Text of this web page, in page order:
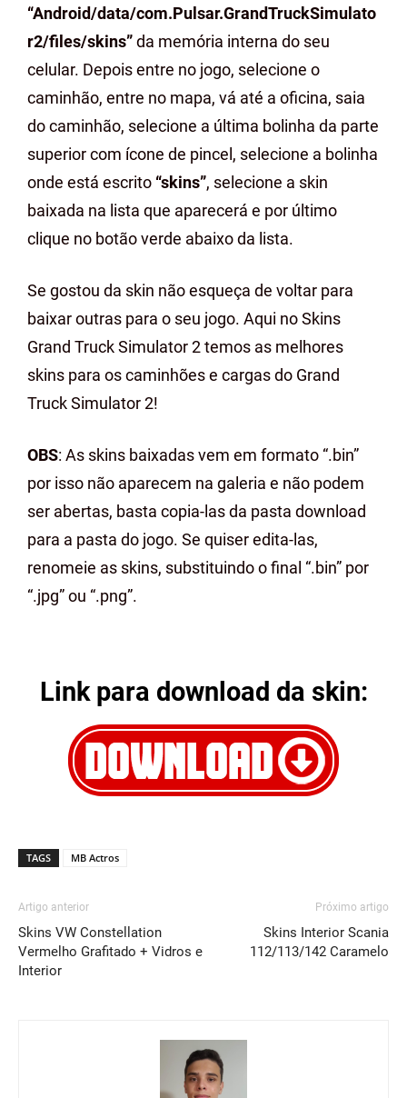
“Android/data/com.Pulsar.GrandTruckSimulato
r2/files/skins”da memória interna do seu
celular. Depois entre no jogo, selecione o
caminhão, entre no mapa, vá até a oficina, saia
do caminhão, selecione a última bolinha da parte
superior com ícone de pincel, selecione a bolinha
onde está escrito “skins”, selecione a skin
baixada na lista que aparecerá e por último
clique no botão verde abaixo da lista.
Se gostou da skin não esqueça de voltar para
baixar outras para o seu jogo. Aqui no Skins
Grand Truck Simulator 2 temos as melhores
skins para os caminhões e cargas do Grand
Truck Simulator 2!
OBS: As skins baixadas vem em formato “.bin”
por isso não aparecem na galeria e não podem
ser abertas, basta copia-las da pasta download
para a pasta do jogo. Se quiser edita-las,
renomeie as skins, substituindo o final “.bin” por
“.jpg” ou “.png”.
Link para download da skin:
TAGS MB Actros
Artigo anterior
Skins VW Constellation
Vermelho Grafitado + Vidros e
Interior
Próximo artigo
Skins Interior Scania
112/113/142 Caramelo